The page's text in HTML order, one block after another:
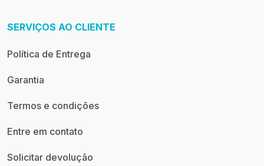
SERVIÇOS AO CLIENTE
Política de Entrega
Garantia
Termos e condições
Entre em contato
Solicitar devolução